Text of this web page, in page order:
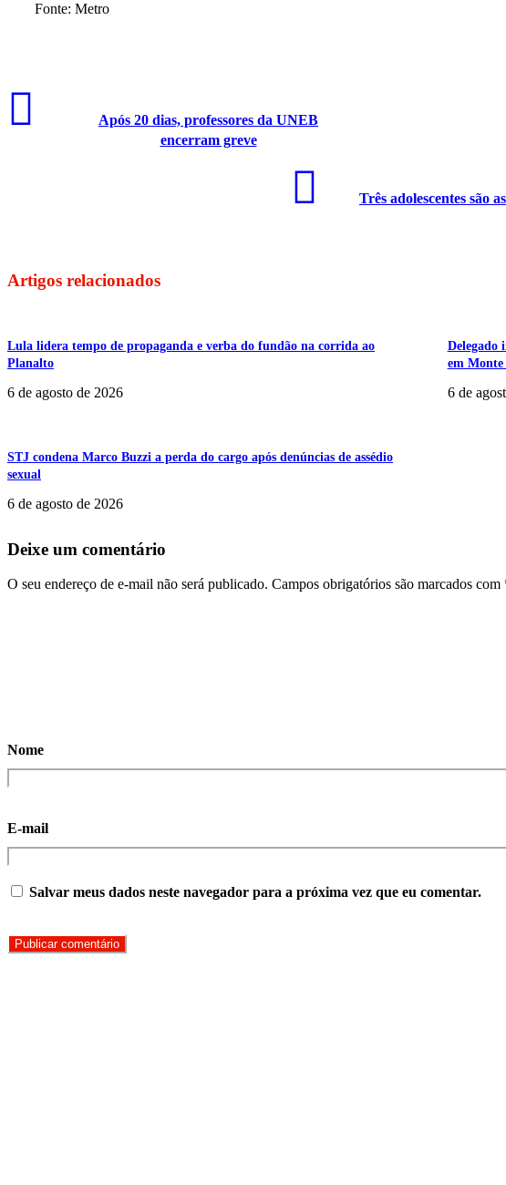
Fonte: Metro
Após 20 dias, professores da UNEB
encerram greve
Três adolescentes são
Artigos relacionados
Lula lidera tempo de propaganda e verba do fundão na corrida ao
Planalto
6 de agosto de 2026
Delegado
em Monte
6 de
STJ condena Marco Buzzi a perda do cargo após denúncias de assédio
sexual
6 de agosto de 2026
Deixe um comentário
O seu endereço de e-mail não será publicado. Campos obrigatórios são marcados com
Nome
E-mail
Salvar meus dados neste navegador para a próxima vez que eu comentar.